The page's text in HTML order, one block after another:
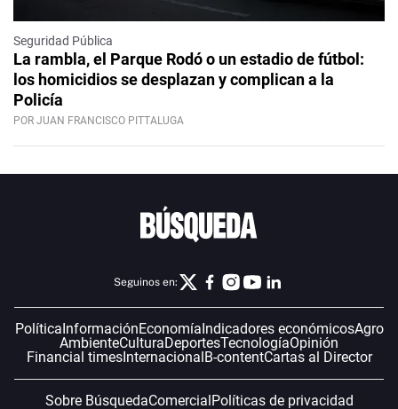
Seguridad Pública
La rambla, el Parque Rodó o un estadio de fútbol:
los homicidios se desplazan y complican a la
Policía
POR JUAN FRANCISCO PITTALUGA
Seguinos en:
PolíticaInformaciónEconomíaIndicadores económicosAgro
AmbienteCulturaDeportesTecnologíaOpinión
Financial timesInternacionalB-contentCartas al Director
Sobre BúsquedaComercialPolíticas de privacidad